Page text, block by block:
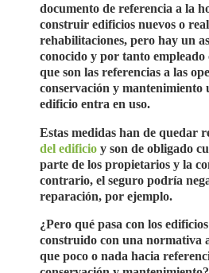
documento de referencia a la
construir edificios nuevos o
rehabilitaciones, pero hay un
conocido y por tanto empleado
que son las referencias a las
conservación y mantenimiento
edificio entra en uso.
Estas medidas han de quedar
del edificio y son de obligado
parte de los propietarios y la
contrario, el seguro podría
reparación, por ejemplo.
¿Pero qué pasa con los
construido con una normativa
que poco o nada hacia